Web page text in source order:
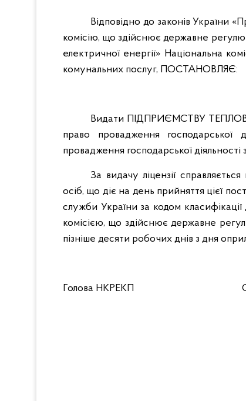
Відповідно до законів України
комісію, що здійснює державне
електричної енергії» Національна
комунальних послуг, ПОСТАНОВЛЯЄ:
Видати ПІДПРИЄМСТВУ
право провадження господарської
провадження господарської
За видачу ліцензії
осіб, що діє на день прийняття цієї
служби України за кодом
комісією, що здійснює державне
пізніше десяти робочих днів з дня
Голова НКРЕКП